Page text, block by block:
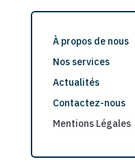
À propos de nous
Nos services
Actualités
Contactez-nous
Mentions Légales